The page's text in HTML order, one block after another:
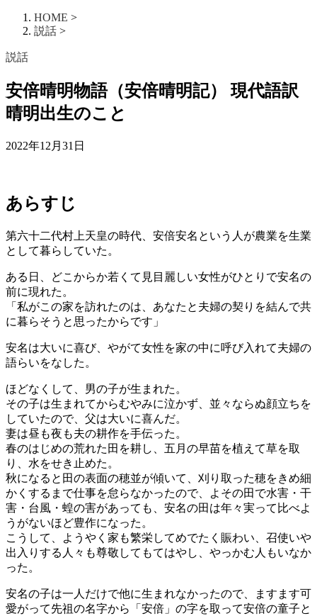
HOME >
説話 >
説話
安倍晴明物語（安倍晴明記） 現代語訳
晴明出生のこと
2022年12月31日
あらすじ
第六十二代村上天皇の時代、安倍安名という人が農業を生業
として暮らしていた。
ある日、どこからか若くて見目麗しい女性がひとりで安名の
前に現れた。
「私がこの家を訪れたのは、あなたと夫婦の契りを結んで共
に暮らそうと思ったからです」
安名は大いに喜び、やがて女性を家の中に呼び入れて夫婦の
語らいをなした。
ほどなくして、男の子が生まれた。
その子は生まれてからむやみに泣かず、並々ならぬ顔立ちを
していたので、父は大いに喜んだ。
妻は昼も夜も夫の耕作を手伝った。
春のはじめの荒れた田を耕し、五月の早苗を植えて草を取
り、水をせき止めた。
秋になると田の表面の穂並が傾いて、刈り取った穂をきめ細
かくするまで仕事を怠らなかったので、よその田で水害・干
害・台風・蝗の害があっても、安名の田は年々実って比べよ
うがないほど豊作になった。
こうして、ようやく家も繁栄してめでたく賑わい、召使いや
出入りする人々も尊敬してもてはやし、やっかむ人もいなか
った。
安名の子は一人だけで他に生まれなかったので、ますます可
愛がって先祖の名字から「安倍」の字を取って安倍の童子と